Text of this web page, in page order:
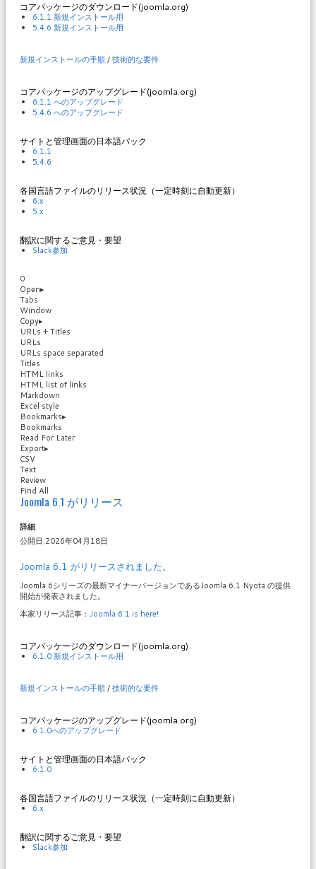
コアパッケージのダウンロード(joomla.org)
6.1.1 新規インストール用
5.4.6 新規インストール用
新規インストールの手順/技術的な要件
コアパッケージのアップグレード(joomla.org)
6.1.1 へのアップグレード
5.4.6 へのアップグレード
サイトと管理画面の日本語パック
6.1.1
5.4.6
各国言語ファイルのリリース状況（一定時刻に自動更新）
6.x
5.x
翻訳に関するご意見・要望
Slack参加
0
Open▸
Tabs
Window
Copy▸
URLs + Titles
URLs
URLs space separated
Titles
HTML links
HTML list of links
Markdown
Excel style
Bookmarks▸
Bookmarks
Read For Later
Export▸
CSV
Text
Review
Find All
Joomla 6.1 がリリース
詳細
公開日:2026年04月18日
Joomla 6.1 がリリースされました。
Joomla 6シリーズの最新マイナーバージョンであるJoomla 6.1 Nyota の提供
開始が発表されました。
本家リリース記事： Joomla 6.1 is here!
コアパッケージのダウンロード(joomla.org)
6.1.0 新規インストール用
新規インストールの手順/技術的な要件
コアパッケージのアップグレード(joomla.org)
6.1.0へのアップグレード
サイトと管理画面の日本語パック
6.1.0
各国言語ファイルのリリース状況（一定時刻に自動更新）
6.x
翻訳に関するご意見・要望
Slack参加